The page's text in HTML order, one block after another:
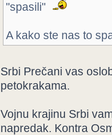
"spasili"
A kako ste nas to
Srbi Prečani vas
petokrakama.
Vojnu krajinu Srbi
napredak. Kontra